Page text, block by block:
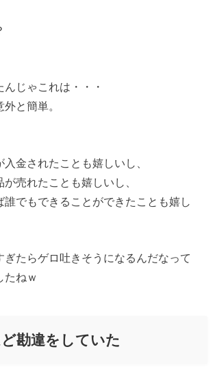
じゃこれは・・・
と簡単。
金されたことも嬉しいし、
売れたことも嬉しいし、
誰でもできることができたことも嬉し
ぎたらゲロ吐きそうになるんだなって
たねｗ
勘違をしていた